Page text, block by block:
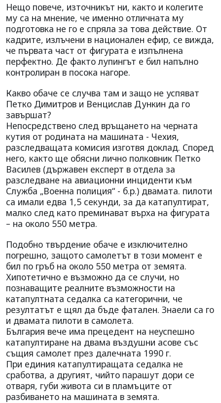
Нещо повече, източникът ни, както и колегите
му са на мнение, че именно отличната му
подготовка не го е спряла за това действие. От
кадрите, излъчени в национален ефир, се вижда,
че първата част от фигурата е изпълнена
перфектно. Де факто лупингът е бил напълно
контролиран в посока нагоре.
Какво обаче се случва там и защо не успяват
Петко Димитров и Венцислав Дункин да го
завършат?
Непосредствено след връщането на черната
кутия от родината на машината - Чехия,
разследващата комисия изготвя доклад. Според
него, както ще обясни лично полковник Петко
Василев (държавен експерт в отдела за
разследване на авиационни инциденти към
Служба „Военна полиция“ - б.р.) двамата. пилоти
са имали едва 1,5 секунди, за да катапултират,
малко след като преминават върха на фигурата
– на около 550 метра.
Подобно твърдение обаче е изключително
погрешно, защото самолетът в този момент е
бил по гръб на около 550 метра от земята.
Хипотетично е възможно да се случи, но
познаващите реалните възможности на
катапултната седалка са категорични, че
резултатът е щял да бъде фатален. Знаели са го
и двамата пилоти в самолета.
България вече има прецедент на неуспешно
катапултиране на двама въздушни асове със
същия самолет през далечната 1990 г.
При единия катапултиращата седалка не
сработва, а другият, чийто парашут дори се
отваря, губи живота си в пламъците от
разбиването на машината в земята.